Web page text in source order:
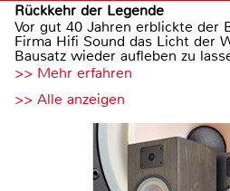
Rückkehr der Legende
Vor gut 40 Jahren erblickte der
Firma Hifi Sound das Licht der
Bausatz wieder aufleben zu
>> Mehr erfahren
>> Alle anzeigen